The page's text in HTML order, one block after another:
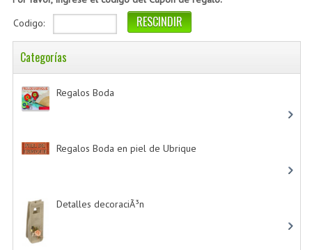
Codigo:
Categorías
Regalos Boda
Regalos Boda en piel de Ubrique
Detalles decoraciÃ³n